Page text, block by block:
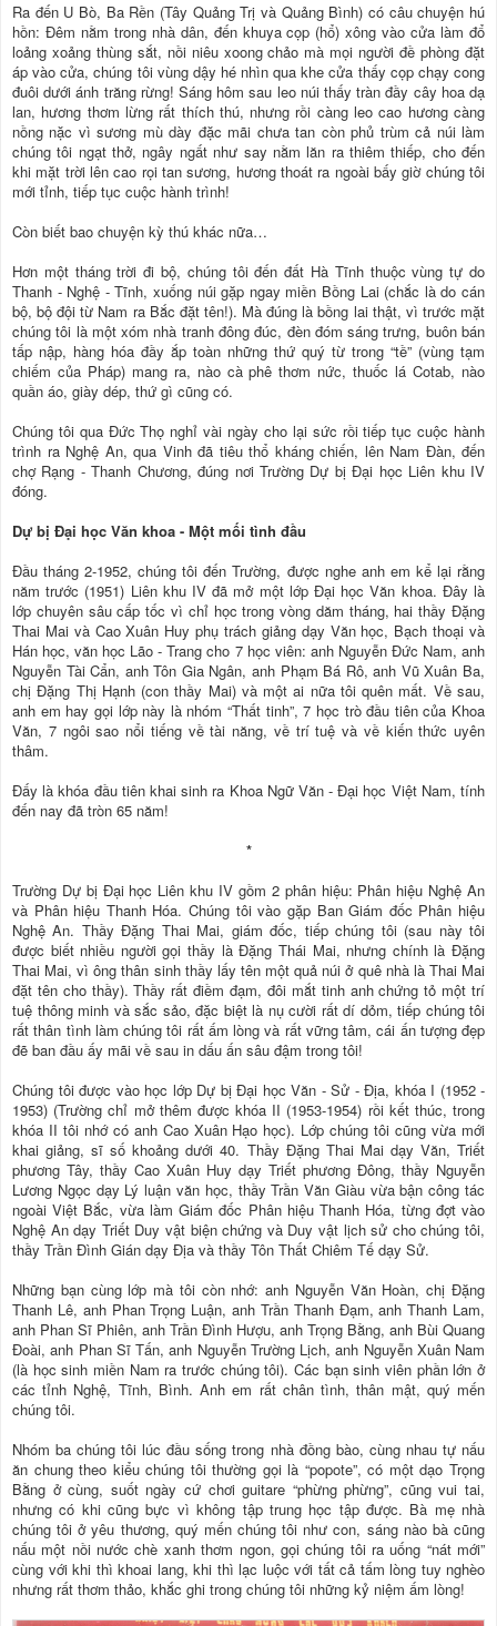
Ra đến U Bò, Ba Rền (Tây Quảng Trị và Quảng Bình) có câu chuyện hú
hồn: Đêm nằm trong nhà dân, đến khuya cọp (hổ) xông vào cửa làm đổ
loảng xoảng thùng sắt, nồi niêu xoong chảo mà mọi người đề phòng đặt
áp vào cửa, chúng tôi vùng dậy hé nhìn qua khe cửa thấy cọp chạy cong
đuôi dưới ánh trăng rừng! Sáng hôm sau leo núi thấy tràn đầy cây hoa dạ
lan, hương thơm lừng rất thích thú, nhưng rồi càng leo cao hương càng
nồng nặc vì sương mù dày đặc mãi chưa tan còn phủ trùm cả núi làm
chúng tôi ngạt thở, ngây ngất như say nằm lăn ra thiêm thiếp, cho đến
khi mặt trời lên cao rọi tan sương, hương thoát ra ngoài bấy giờ chúng tôi
mới tỉnh, tiếp tục cuộc hành trình!
Còn biết bao chuyện kỳ thú khác nữa…
Hơn một tháng trời đi bộ, chúng tôi đến đất Hà Tĩnh thuộc vùng tự do
Thanh - Nghệ - Tĩnh, xuống núi gặp ngay miền Bồng Lai (chắc là do cán
bộ, bộ đội từ Nam ra Bắc đặt tên!). Mà đúng là bồng lai thật, vì trước mặt
chúng tôi là một xóm nhà tranh đông đúc, đèn đóm sáng trưng, buôn bán
tấp nập, hàng hóa đầy ắp toàn những thứ quý từ trong “tề” (vùng tạm
chiếm của Pháp) mang ra, nào cà phê thơm nức, thuốc lá Cotab, nào
quần áo, giày dép, thứ gì cũng có.
Chúng tôi qua Đức Thọ nghỉ vài ngày cho lại sức rồi tiếp tục cuộc hành
trình ra Nghệ An, qua Vinh đã tiêu thổ kháng chiến, lên Nam Đàn, đến
chợ Rạng - Thanh Chương, đúng nơi Trường Dự bị Đại học Liên khu IV
đóng.
Dự bị Đại học Văn khoa - Một mối tình đầu
Đầu tháng 2-1952, chúng tôi đến Trường, được nghe anh em kể lại rằng
năm trước (1951) Liên khu IV đã mở một lớp Đại học Văn khoa. Đây là
lớp chuyên sâu cấp tốc vì chỉ học trong vòng dăm tháng, hai thầy Đặng
Thai Mai và Cao Xuân Huy phụ trách giảng dạy Văn học, Bạch thoại và
Hán học, văn học Lão - Trang cho 7 học viên: anh Nguyễn Đức Nam, anh
Nguyễn Tài Cẩn, anh Tôn Gia Ngân, anh Phạm Bá Rô, anh Vũ Xuân Ba,
chị Đặng Thị Hạnh (con thầy Mai) và một ai nữa tôi quên mất. Về sau,
anh em hay gọi lớp này là nhóm “Thất tinh”, 7 học trò đầu tiên của Khoa
Văn, 7 ngôi sao nổi tiếng về tài năng, về trí tuệ và về kiến thức uyên
thâm.
Đấy là khóa đầu tiên khai sinh ra Khoa Ngữ Văn - Đại học Việt Nam, tính
đến nay đã tròn 65 năm!
*
Trường Dự bị Đại học Liên khu IV gồm 2 phân hiệu: Phân hiệu Nghệ An
và Phân hiệu Thanh Hóa. Chúng tôi vào gặp Ban Giám đốc Phân hiệu
Nghệ An. Thầy Đặng Thai Mai, giám đốc, tiếp chúng tôi (sau này tôi
được biết nhiều người gọi thầy là Đặng Thái Mai, nhưng chính là Đặng
Thai Mai, vì ông thân sinh thầy lấy tên một quả núi ở quê nhà là Thai Mai
đặt tên cho thầy). Thầy rất điềm đạm, đôi mắt tinh anh chứng tỏ một trí
tuệ thông minh và sắc sảo, đặc biệt là nụ cười rất dí dỏm, tiếp chúng tôi
rất thân tình làm chúng tôi rất ấm lòng và rất vững tâm, cái ấn tượng đẹp
đẽ ban đầu ấy mãi về sau in dấu ấn sâu đậm trong tôi!
Chúng tôi được vào học lớp Dự bị Đại học Văn - Sử - Địa, khóa I (1952 -
1953) (Trường chỉ mở thêm được khóa II (1953-1954) rồi kết thúc, trong
khóa II tôi nhớ có anh Cao Xuân Hạo học). Lớp chúng tôi cũng vừa mới
khai giảng, sĩ số khoảng dưới 40. Thầy Đặng Thai Mai dạy Văn, Triết
phương Tây, thầy Cao Xuân Huy dạy Triết phương Đông, thầy Nguyễn
Lương Ngọc dạy Lý luận văn học, thầy Trần Văn Giàu vừa bận công tác
ngoài Việt Bắc, vừa làm Giám đốc Phân hiệu Thanh Hóa, từng đợt vào
Nghệ An dạy Triết Duy vật biện chứng và Duy vật lịch sử cho chúng tôi,
thầy Trần Đình Gián dạy Địa và thầy Tôn Thất Chiêm Tế dạy Sử.
Những bạn cùng lớp mà tôi còn nhớ: anh Nguyễn Văn Hoàn, chị Đặng
Thanh Lê, anh Phan Trọng Luận, anh Trần Thanh Đạm, anh Thanh Lam,
anh Phan Sĩ Phiên, anh Trần Đình Hượu, anh Trọng Bằng, anh Bùi Quang
Đoài, anh Phan Sĩ Tấn, anh Nguyễn Trường Lịch, anh Nguyễn Xuân Nam
(là học sinh miền Nam ra trước chúng tôi). Các bạn sinh viên phần lớn ở
các tỉnh Nghệ, Tĩnh, Bình. Anh em rất chân tình, thân mật, quý mến
chúng tôi.
Nhóm ba chúng tôi lúc đầu sống trong nhà đồng bào, cùng nhau tự nấu
ăn chung theo kiểu chúng tôi thường gọi là “popote”, có một dạo Trọng
Bằng ở cùng, suốt ngày cứ chơi guitare “phừng phừng”, cũng vui tai,
nhưng có khi cũng bực vì không tập trung học tập được. Bà mẹ nhà
chúng tôi ở yêu thương, quý mến chúng tôi như con, sáng nào bà cũng
nấu một nồi nước chè xanh thơm ngon, gọi chúng tôi ra uống “nát mới”
cùng với khi thì khoai lang, khi thì lạc luộc với tất cả tấm lòng tuy nghèo
nhưng rất thơm thảo, khắc ghi trong chúng tôi những kỷ niệm ấm lòng!